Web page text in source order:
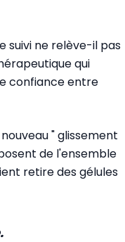
suivi ne relève-il pas
qui
confiance entre
" glissement
de l'ensemble
retire des gélules